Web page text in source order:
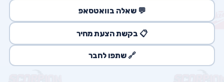
💬 שאלה בוואטסאפ
📋 בקשת הצעת מחיר
🔗 שתפו לחבר